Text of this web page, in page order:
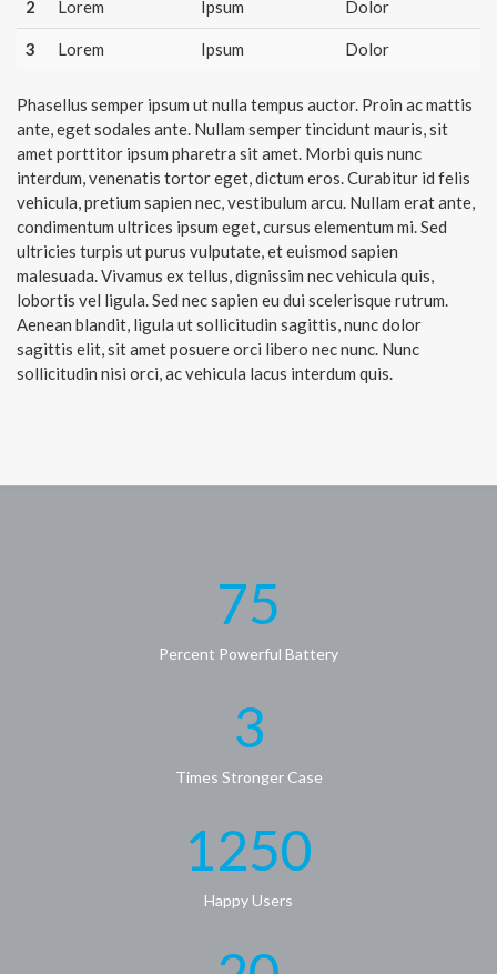
2 Lorem Ipsum Dolor
3 Lorem Ipsum Dolor
Phasellus semper ipsum ut nulla tempus auctor. Proin ac mattis
ante, eget sodales ante. Nullam semper tincidunt mauris, sit
amet porttitor ipsum pharetra sit amet. Morbi quis nunc
interdum, venenatis tortor eget, dictum eros. Curabitur id felis
vehicula, pretium sapien nec, vestibulum arcu. Nullam erat ante,
condimentum ultrices ipsum eget, cursus elementum mi. Sed
ultricies turpis ut purus vulputate, et euismod sapien
malesuada. Vivamus ex tellus, dignissim nec vehicula quis,
lobortis vel ligula. Sed nec sapien eu dui scelerisque rutrum.
Aenean blandit, ligula ut sollicitudin sagittis, nunc dolor
sagittis elit, sit amet posuere orci libero nec nunc. Nunc
sollicitudin nisi orci, ac vehicula lacus interdum quis.
75
Percent Powerful Battery
3
Times Stronger Case
1250
Happy Users